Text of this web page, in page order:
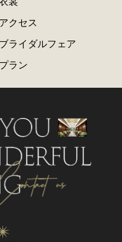
アクセス
ブライダルフェア
プラン